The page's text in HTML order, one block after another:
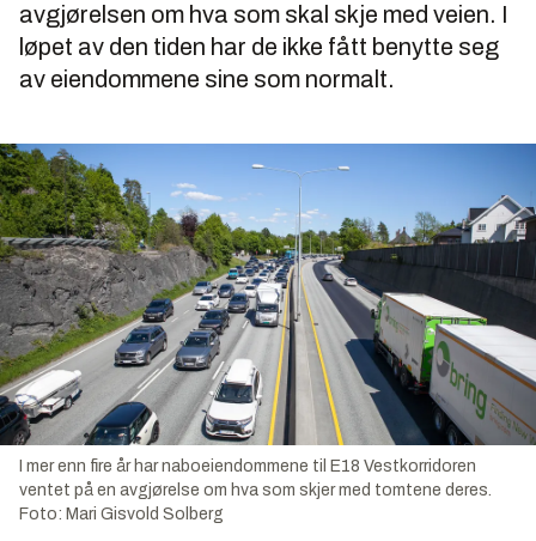
avgjørelsen om hva som skal skje med veien. I
løpet av den tiden har de ikke fått benytte seg
av eiendommene sine som normalt.
I mer enn fire år har naboeiendommene til E18 Vestkorridoren
ventet på en avgjørelse om hva som skjer med tomtene deres.
Foto: Mari Gisvold Solberg